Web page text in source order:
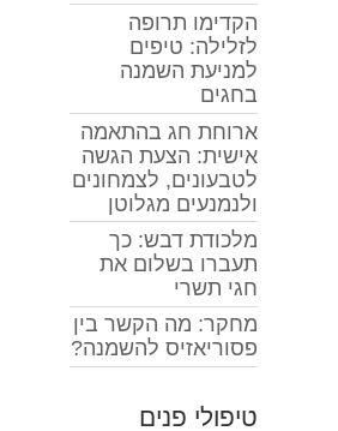
הקדימו תרופה
לזלילה: טיפים
למניעת השמנה
בחגים
ארוחת חג בהתאמה
אישית: הצעת הגשה
לטבעונים, לצמחונים
ולנמנעים מגלוטן
מלכודת דבש: כך
תעברו בשלום את
חגי תשרי
מחקר: מה הקשר בין
פסוריאזיס להשמנה?
טיפולי פנים